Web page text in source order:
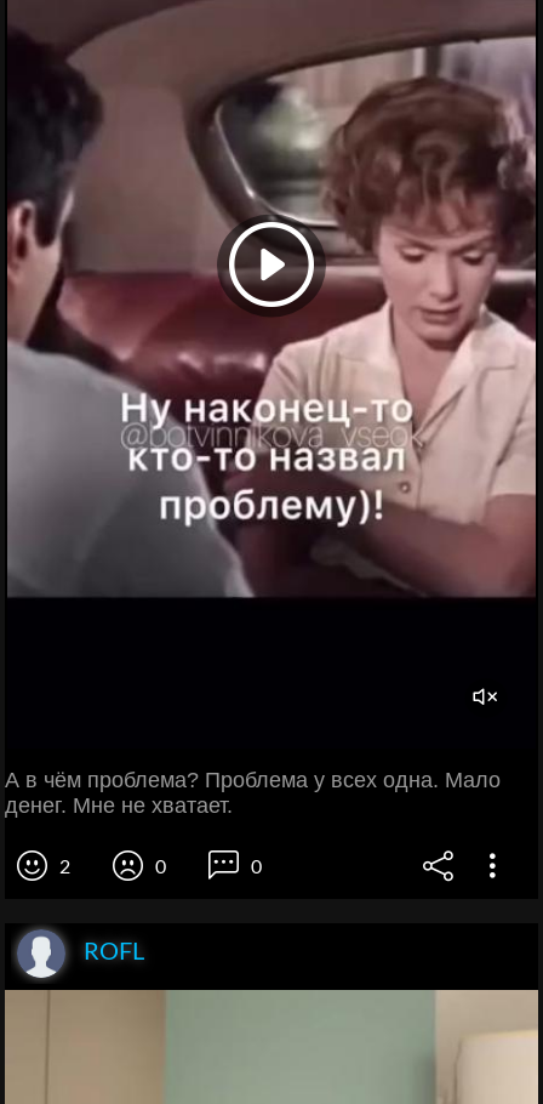
А в чём проблема? Проблема у всех одна. Мало
денег. Мне не хватает.
2 0 0
ROFL